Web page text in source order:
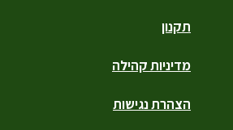
תקנון
מדיניות קהילה
הצהרת נגישות